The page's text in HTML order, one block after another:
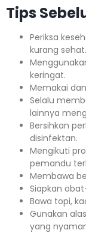
Tips
Periksa
kurang sehat.
keringat.
Memakai
Selalu
lainnya
Bersihkan
disinfektan.
Mengikuti
pemandu
Membawa
Siapkan
Bawa topi,
Gunakan
yang